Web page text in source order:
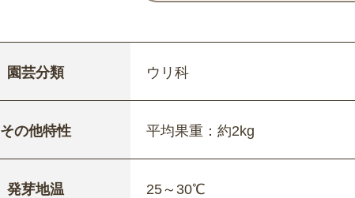
園芸分類 ウリ科
その他特性 平均果重：約2kg
発芽地温 25～30℃